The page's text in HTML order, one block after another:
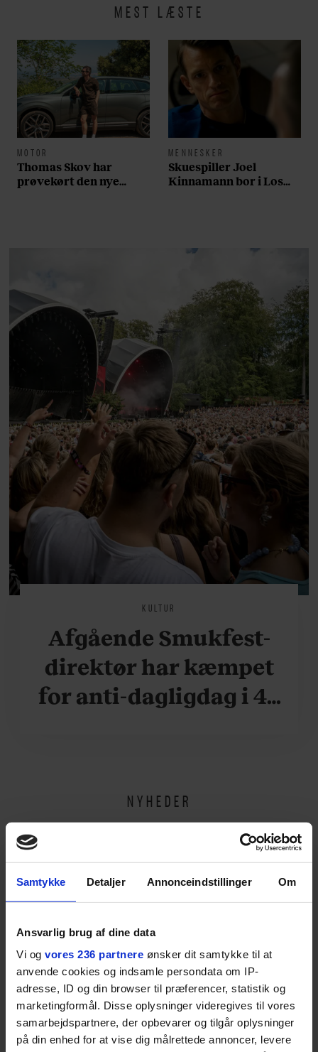
Samtykke Detaljer Annonceindstillinger Om
Ansvarlig brug af dine data
Vi og vores 236 partnere ønsker dit samtykke til at
anvende cookies og indsamle persondata om IP-
adresse, ID og din browser til præferencer, statistik og
marketingformål. Disse oplysninger videregives til vores
samarbejdspartnere, der opbevarer og tilgår oplysninger
på din enhed for at vise dig målrettede annoncer, levere
MEST LÆSTE
MOTOR
Thomas Skov har
prøvekørt den nye
MENNESKER
Skuespiller Joel
Kinnamann bor i Los
morgen”
KULTUR
Afgående Smukfest-
direktør har kæmpet
for anti-dagligdag i 46
NYHEDER
Dansk herretøjsmærke
vinder stor modepris –
og en masse penge
Stor guide til Nice: Her
skal du spise, sove,
bade, drikke vin,
shoppe og se på kunst